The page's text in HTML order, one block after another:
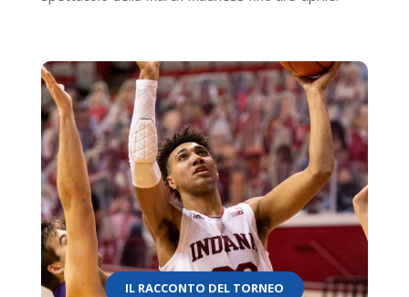
IL RACCONTO DEL TORNEO